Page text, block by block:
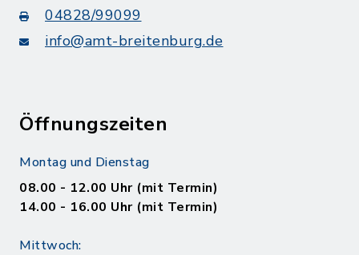
04828/99099
info@amt-breitenburg.de
Öffnungszeiten
Montag und Dienstag
08.00 - 12.00 Uhr (mit Termin)
14.00 - 16.00 Uhr (mit Termin)
Mittwoch: